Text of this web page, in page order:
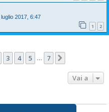
luglio 2017, 6:47
1 2
di
3 4 5 7
Vai a